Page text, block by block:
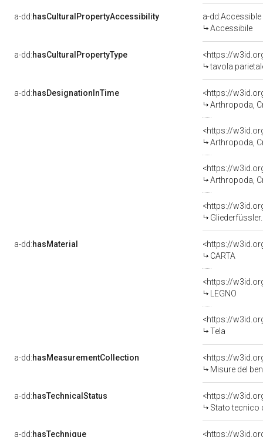
a-dd:hasCulturalPropertyAccessibility
a-dd:Accessible
Accessibile
a-dd:hasCulturalPropertyType
<https://
tavola
a-dd:hasDesignationInTime
Arthropoda,
Arthropoda,
Arthropoda,
a-dd:hasMaterial
<https://
CARTA
<https://
LEGNO
<https://
Tela
a-dd:hasMeasurementCollection
<https://
Misure del
a-dd:hasTechnicalStatus
<https://
Stato tecnico
a-dd:hasTechnique
<https://